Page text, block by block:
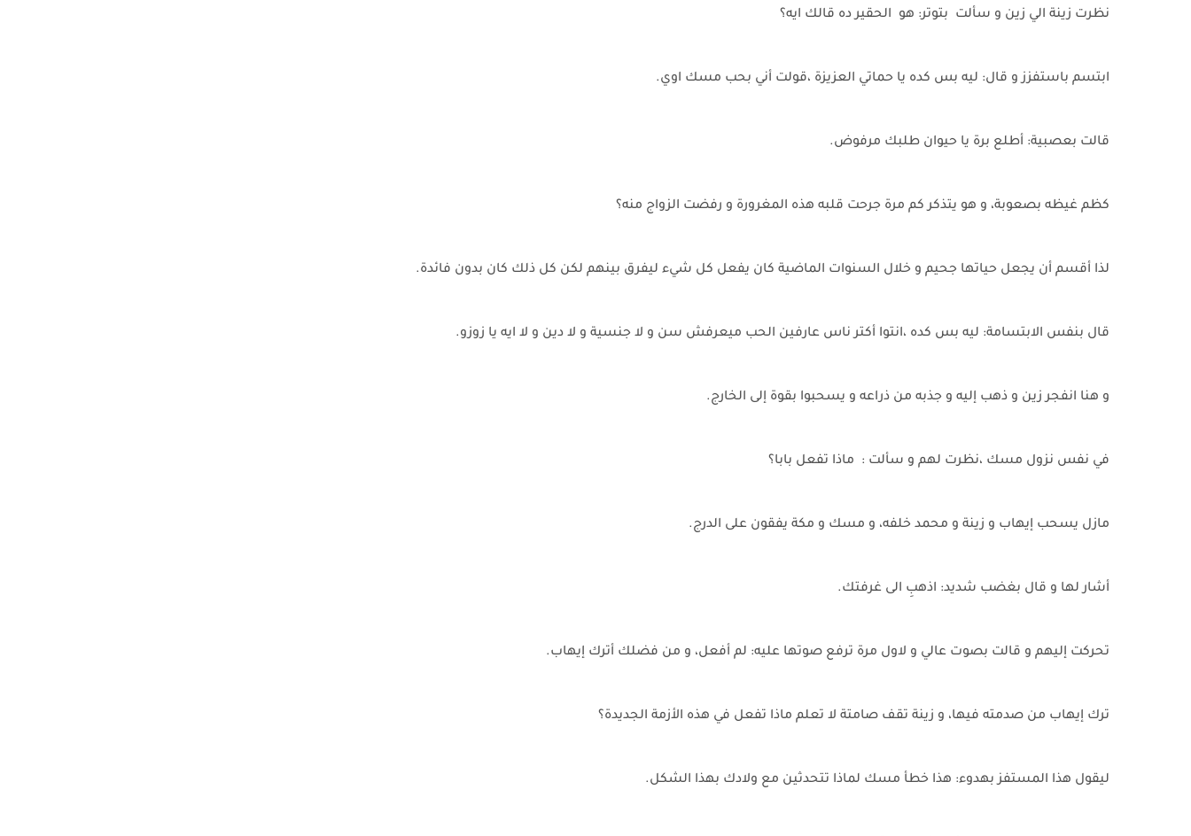
نظرت زينة الي زين و سألت بتوتر: هو الحقير ده قالك ايه؟
ابتسم باستفزز و قال: ليه بس كده يا حماتي العزيزة ،قولت أني بحب مسك اوي.
قالت بعصبية: أطلع برة يا حيوان طلبك مرفوض.
كظم غيظه بصعوبة، و هو يتذكر كم مرة جرحت قلبه هذه المغرورة و رفضت الزواج منه؟
لذا أقسم أن يجعل حياتها جحيم و خلال السنوات الماضية كان يفعل كل شيء ليفرق بينهم لكن كل ذلك كان بدون فائدة.
قال بنفس الابتسامة: ليه بس كده ،انتوا أكتر ناس عارفين الحب ميعرفش سن و لا جنسية و لا دين و لا ايه يا زوزو.
و هنا انفجر زين و ذهب إليه و جذبه من ذراعه و يسحبوا بقوة إلى الخارج.
في نفس نزول مسك ،نظرت لهم و سألت : ماذا تفعل بابا؟
مازل يسحب إيهاب و زينة و محمد خلفه، و مسك و مكة يفقون على الدرج.
أشار لها و قال بغضب شديد: اذهبِ الى غرفتك.
تحركت إليهم و قالت بصوت عالي و لاول مرة ترفع صوتها عليه: لم أفعل، و من فضلك أترك إيهاب.
ترك إيهاب من صدمته فيها، و زينة تقف صامتة لا تعلم ماذا تفعل في هذه الأزمة الجديدة؟
ليقول هذا المستفز بهدوء: هذا خطأ مسك لماذا تتحدثين مع ولادك بهذا الشكل.